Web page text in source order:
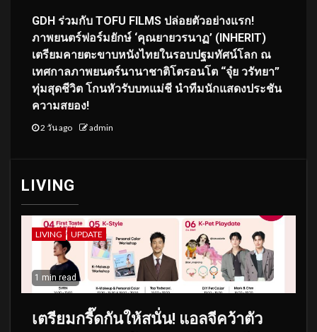
GDH ร่วมกับ TOFU FILMS ปล่อยตัวอย่างแรก!
ภาพยนตร์ฟอร์มยักษ์ ‘คุณยายวรนาฏ’ (INHERIT)
เตรียมคายตะขาบหนังไทยในรอบปฐมทัศน์โลก ณ
เทศกาลภาพยนตร์นานาชาติโตรอนโต “จุ๋ย วรัทยา”
ทุ่มสุดชีวิต โกนหัวรับบทแม่ชี นำทีมนักแสดงประชัน
ความสยอง!
2 วัน ago admin
LIVING
LIVING UPDATE
1 min read
เตรียมกรี๊ดกันให้สนั่น! แอลจีคว้าตัว